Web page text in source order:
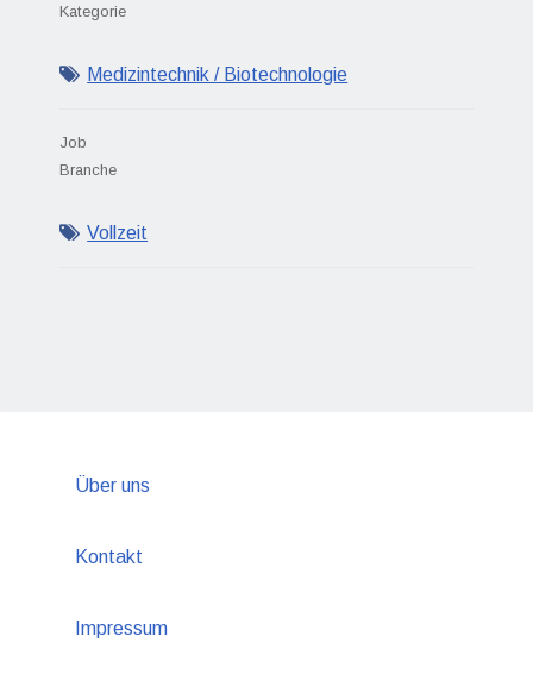
Kategorie
Medizintechnik / Biotechnologie
Job
Branche
Vollzeit
Über uns
Kontakt
Impressum